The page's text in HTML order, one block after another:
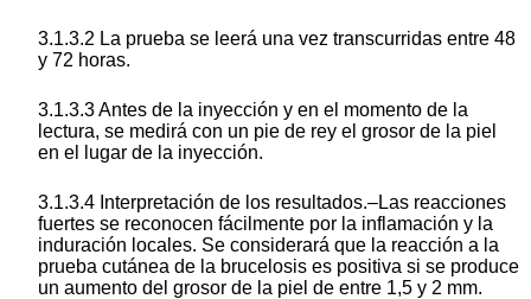
3.1.3.2 La prueba se leerá una vez transcurridas entre 48
y 72 horas.
3.1.3.3 Antes de la inyección y en el momento de la
lectura, se medirá con un pie de rey el grosor de la piel
en el lugar de la inyección.
3.1.3.4 Interpretación de los resultados.–Las reacciones
fuertes se reconocen fácilmente por la inflamación y la
induración locales. Se considerará que la reacción a la
prueba cutánea de la brucelosis es positiva si se produce
un aumento del grosor de la piel de entre 1,5 y 2 mm.